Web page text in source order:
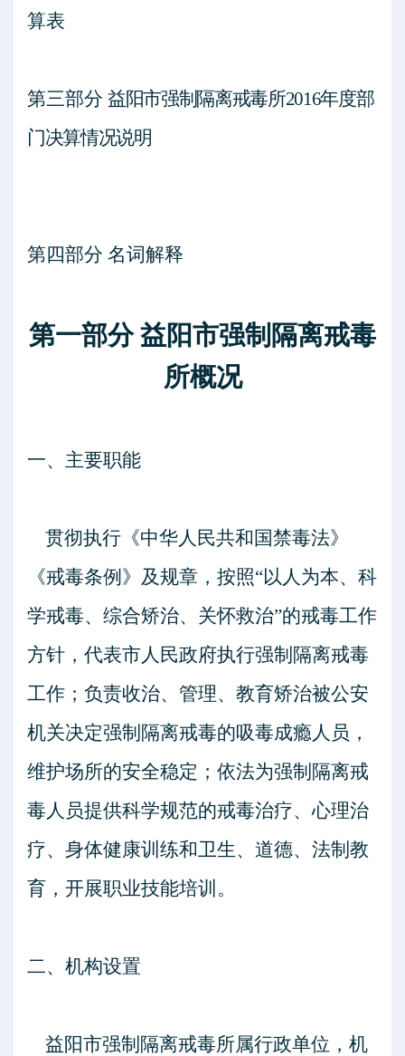
算表
第三部分 益阳市强制隔离戒毒所2016年度部
门决算情况说明
第四部分 名词解释
第一部分 益阳市强制隔离戒毒
所概况
一、 主要职能
贯彻执行《中华人民共和国禁毒法》
《戒毒条例》及规章，按照“以人为本、科
学戒毒、综合矫治、关怀救治”的戒毒工作
方针，代表市人民政府执行强制隔离戒毒
工作；负责收治、管理、教育矫治被公安
机关决定强制隔离戒毒的吸毒成瘾人员，
维护场所的安全稳定；依法为强制隔离戒
毒人员提供科学规范的戒毒治疗、心理治
疗、身体健康训练和卫生、道德、法制教
育，开展职业技能培训。
二、 机构设置
益阳市强制隔离戒毒所属行政单位，机